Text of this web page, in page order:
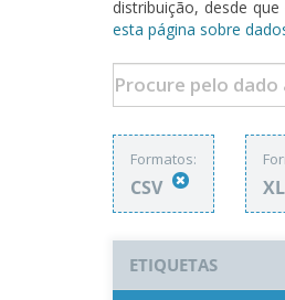
distribuição, desde
esta página sobre
Formatos:
CSV
ETIQUETAS